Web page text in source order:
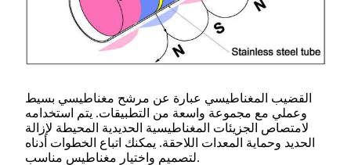
القضيب المغناطيسي عبارة عن مرشح مغناطيسي بسيط
وعملي مع مجموعة واسعة من التطبيقات. يتم استخدامه
لامتصاص الجزيئات المغناطيسية الحديدية المحيطة لإزالة
الحديد وحماية المعدات اللاحقة. يمكنك اتباع الخطوات أدناه
لتصميم واختيار مغناطيس مناسب.